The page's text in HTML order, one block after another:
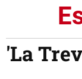
'La